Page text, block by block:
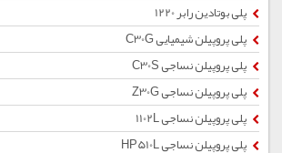
پلی بوتادین رابر 1220
پلی پروپیلن شیمیایی C30G
پلی پروپیلن نساجی C30S
پلی پروپیلن نساجی Z30G
پلی پروپیلن نساجی 1102L
پلی پروپیلن نساجی HP510L